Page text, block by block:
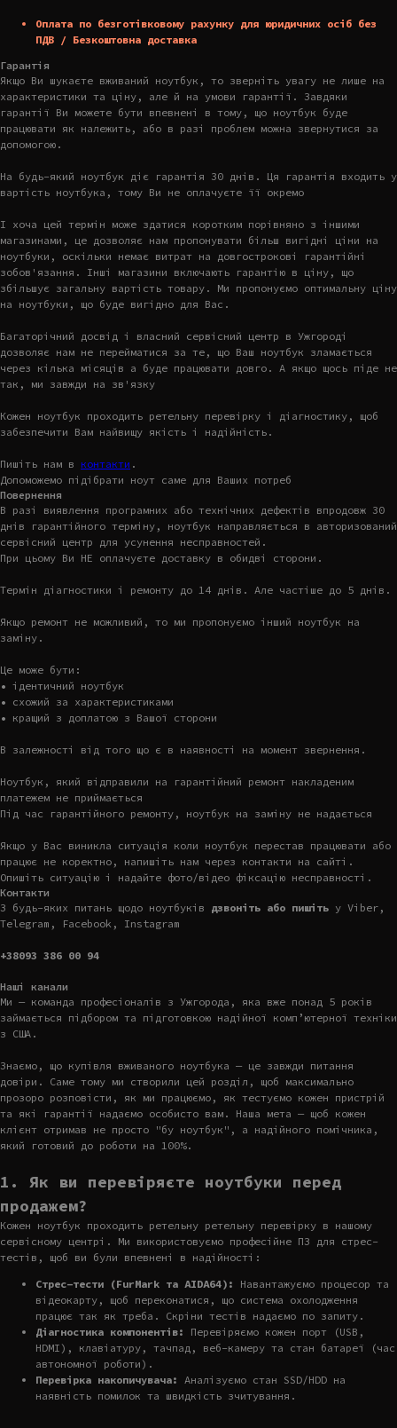
Оплата по безготівковому рахунку для юридичних осіб без
ПДВ / Безкоштовна доставка
Гарантія
Якщо Ви шукаєте вживаний ноутбук, то зверніть увагу не лише на
характеристики та ціну, але й на умови гарантії. Завдяки
гарантії Ви можете бути впевнені в тому, що ноутбук буде
працювати як належить, або в разі проблем можна звернутися за
допомогою.
На будь-який ноутбук діє гарантія 30 днів. Ця гарантія входить у
вартість ноутбука, тому Ви не оплачуєте її окремо
І хоча цей термін може здатися коротким порівняно з іншими
магазинами, це дозволяє нам пропонувати більш вигідні ціни на
ноутбуки, оскільки немає витрат на довгострокові гарантійні
зобов'язання. Інші магазини включають гарантію в ціну, що
збільшує загальну вартість товару. Ми пропонуємо оптимальну ціну
на ноутбуки, що буде вигідно для Вас.
Багаторічний досвід і власний сервісний центр в Ужгороді
дозволяє нам не перейматися за те, що Ваш ноутбук зламається
через кілька місяців а буде працювати довго. А якщо щось піде не
так, ми завжди на зв'язку
Кожен ноутбук проходить ретельну перевірку і діагностику, щоб
забезпечити Вам найвищу якість і надійність.
Пишіть нам в контакти .
Допоможемо підібрати ноут саме для Ваших потреб
Повернення
В разі виявлення програмних або технічних дефектів впродовж 30
днів гарантійного терміну, ноутбук направляється в авторизований
сервісний центр для усунення несправностей.
При цьому Ви НЕ оплачуєте доставку в обидві сторони.
Термін діагностики і ремонту до 14 днів. Але частіше до 5 днів.
Якщо ремонт не можливий, то ми пропонуємо інший ноутбук на
заміну.
Це може бути:
• ідентичний ноутбук
• схожий за характеристиками
• кращий з доплатою з Вашої сторони
В залежності від того що є в наявності на момент звернення.
Ноутбук, який відправили на гарантійний ремонт накладеним
платежем не приймається
Під час гарантійного ремонту, ноутбук на заміну не надається
Якщо у Вас виникла ситуація коли ноутбук перестав працювати або
працює не коректно, напишіть нам через контакти на сайті.
Опишіть ситуацію і надайте фото/відео фіксацію несправності.
Контакти
З будь-яких питань щодо ноутбуків дзвоніть або пишіть у Viber,
Telegram, Facebook, Instagram
+38093 386 00 94
Наші канали
Ми — команда професіоналів з Ужгорода, яка вже понад 5 років
займається підбором та підготовкою надійної комп’ютерної техніки
з США.
Знаємо, що купівля вживаного ноутбука — це завжди питання
довіри. Саме тому ми створили цей розділ, щоб максимально
прозоро розповісти, як ми працюємо, як тестуємо кожен пристрій
та які гарантії надаємо особисто вам. Наша мета — щоб кожен
клієнт отримав не просто "бу ноутбук", а надійного помічника,
який готовий до роботи на 100%.
1. Як ви перевіряєте ноутбуки перед
продажем?
Кожен ноутбук проходить ретельну ретельну перевірку в нашому
сервісному центрі. Ми використовуємо професійне ПЗ для стрес-
тестів, щоб ви були впевнені в надійності:
Стрес-тести (FurMark та AIDA64):
Навантажуємо процесор та
відеокарту, щоб переконатися, що система охолодження
працює так як треба. Скріни тестів надаємо по запиту.
Діагностика компонентів:
Перевіряємо кожен порт (USB,
HDMI), клавіатуру, тачпад, веб-камеру та стан батареї (час
автономної роботи).
Перевірка накопичувача:
Аналізуємо стан SSD/HDD на
наявність помилок та швидкість зчитування.